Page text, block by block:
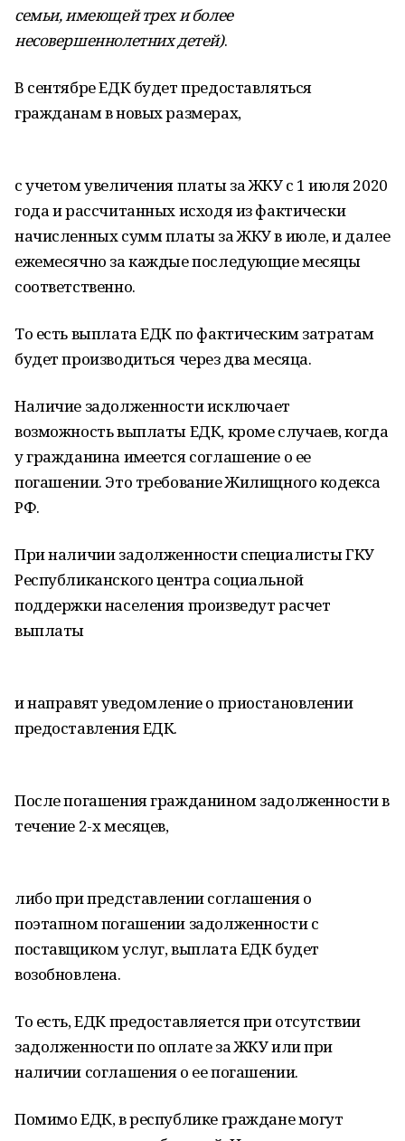
семьи, имеющей трех и более
несовершеннолетних детей).
В сентябре ЕДК будет предоставляться
гражданам в новых размерах,
с учетом увеличения платы за ЖКУ с 1 июля 2020
года и рассчитанных исходя из фактически
начисленных сумм платы за ЖКУ в июле, и далее
ежемесячно за каждые последующие месяцы
соответственно.
То есть выплата ЕДК по фактическим затратам
будет производиться через два месяца.
Наличие задолженности исключает
возможность выплаты ЕДК, кроме случаев, когда
у гражданина имеется соглашение о ее
погашении. Это требование Жилищного кодекса
РФ.
При наличии задолженности специалисты ГКУ
Республиканского центра социальной
поддержки населения произведут расчет
выплаты
и направят уведомление о приостановлении
предоставления ЕДК.
После погашения гражданином задолженности в
течение 2-х месяцев,
либо при представлении соглашения о
поэтапном погашении задолженности с
поставщиком услуг, выплата ЕДК будет
возобновлена.
То есть, ЕДК предоставляется при отсутствии
задолженности по оплате за ЖКУ или при
наличии соглашения о ее погашении.
Помимо ЕДК, в республике граждане могут